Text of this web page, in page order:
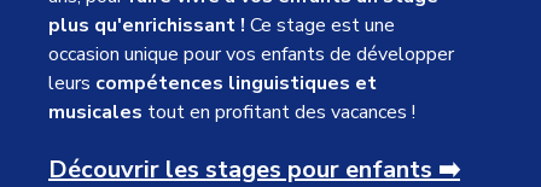
plus qu'enrichissant ! Ce stage est une
occasion unique pour vos enfants de développer
leurs compétences linguistiques et
musicales tout en profitant des vacances !
Découvrir les stages pour enfants ➡️